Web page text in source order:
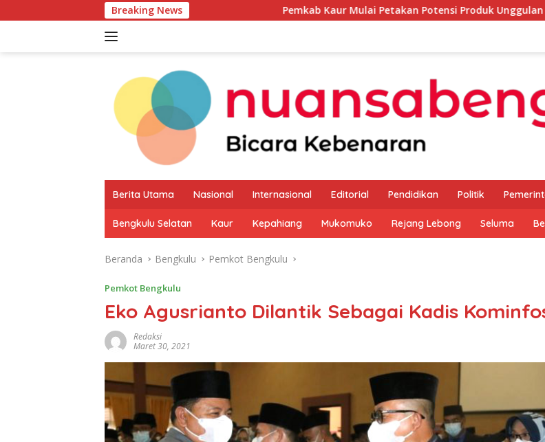
ke
Breaking News Pemkab Kaur Mulai Petakan Potensi Produk Unggulan UMKM Melalui
Berita Utama Nasional Internasional Editorial Pendidikan Politik
Bengkulu Selatan Kaur Kepahiang Mukomuko Rejang Lebong Seluma
Beranda Bengkulu Pemkot Bengkulu
Pemkot Bengkulu
Eko Agusrianto Dilantik Sebagai Kadis
Redaksi
Maret 30, 2021